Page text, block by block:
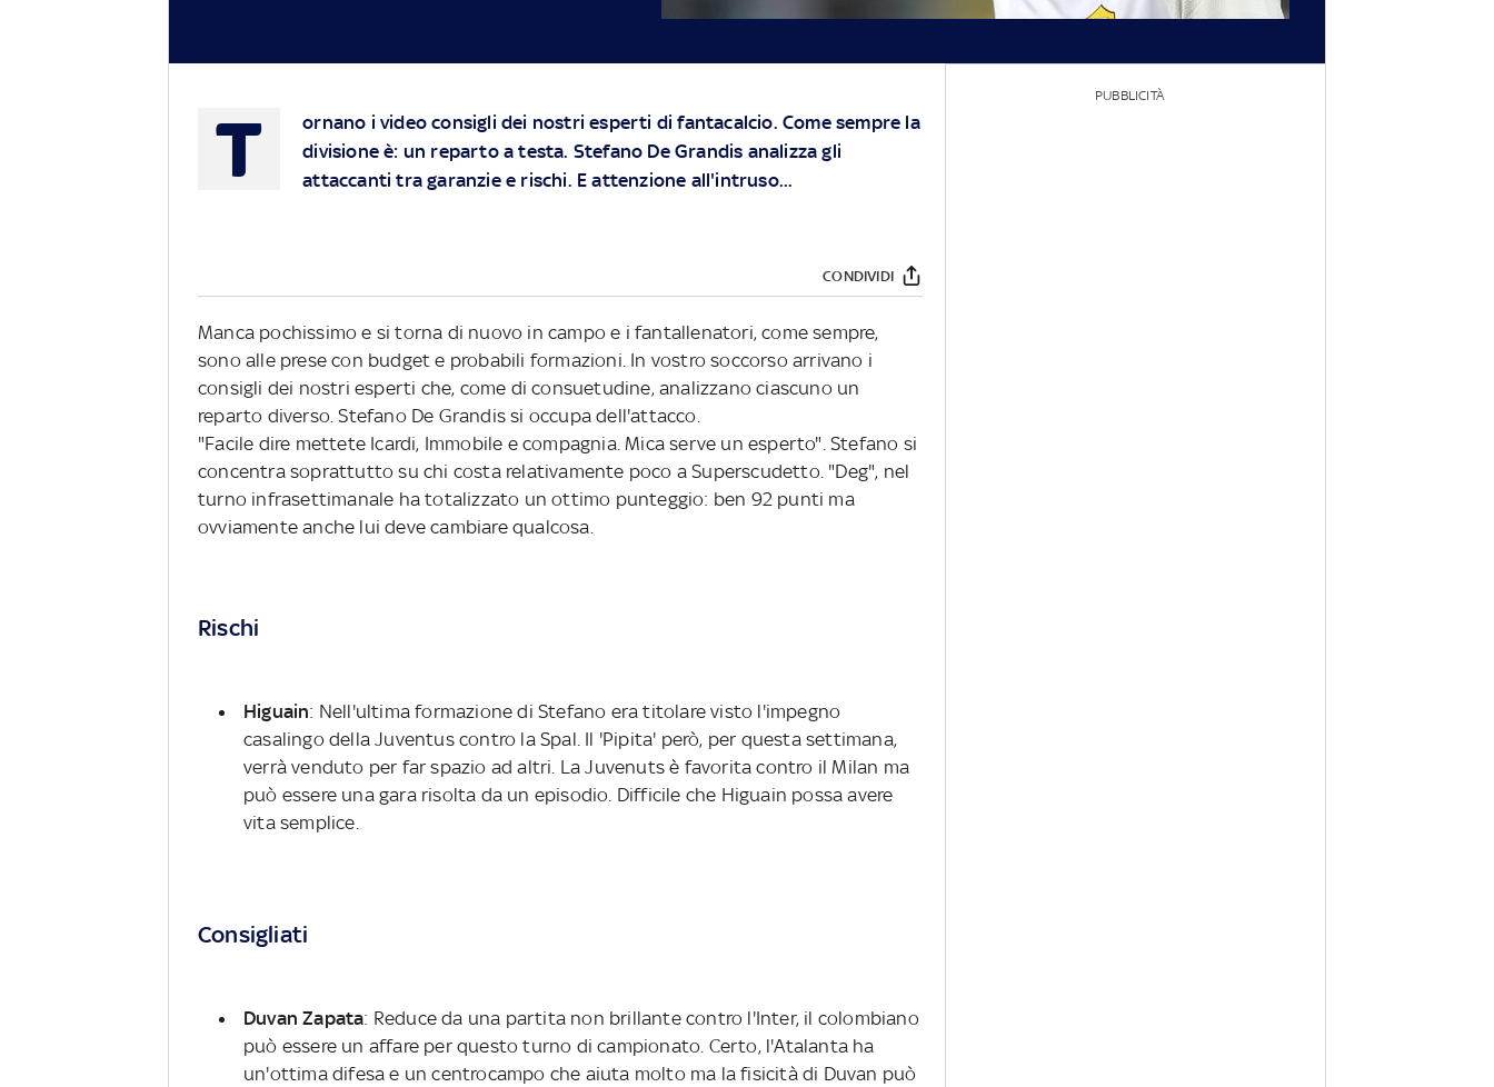
T
ornano i video consigli dei nostri esperti di fantacalcio. Come sempre la
divisione è: un reparto a testa. Stefano De Grandis analizza gli
attaccanti tra garanzie e rischi. E attenzione all'intruso...
CONDIVIDI
Manca pochissimo e si torna di nuovo in campo e i fantallenatori, come sempre,
sono alle prese con budget e probabili formazioni. In vostro soccorso arrivano i
consigli dei nostri esperti che, come di consuetudine, analizzano ciascuno un
reparto diverso. Stefano De Grandis si occupa dell'attacco.
"Facile dire mettete Icardi, Immobile e compagnia. Mica serve un esperto". Stefano si
concentra soprattutto su chi costa relativamente poco a Superscudetto. "Deg", nel
turno infrasettimanale ha totalizzato un ottimo punteggio: ben 92 punti ma
ovviamente anche lui deve cambiare qualcosa.
Rischi
Higuain: Nell'ultima formazione di Stefano era titolare visto l'impegno
casalingo della Juventus contro la Spal. Il 'Pipita' però, per questa settimana,
verrà venduto per far spazio ad altri. La Juvenuts è favorita contro il Milan ma
può essere una gara risolta da un episodio. Difficile che Higuain possa avere
vita semplice.
Consigliati
Duvan Zapata: Reduce da una partita non brillante contro l'Inter, il colombiano
può essere un affare per questo turno di campionato. Certo, l'Atalanta ha
un'ottima difesa e un centrocampo che aiuta molto ma la fisicità di Duvan può
PUBBLICITÀ